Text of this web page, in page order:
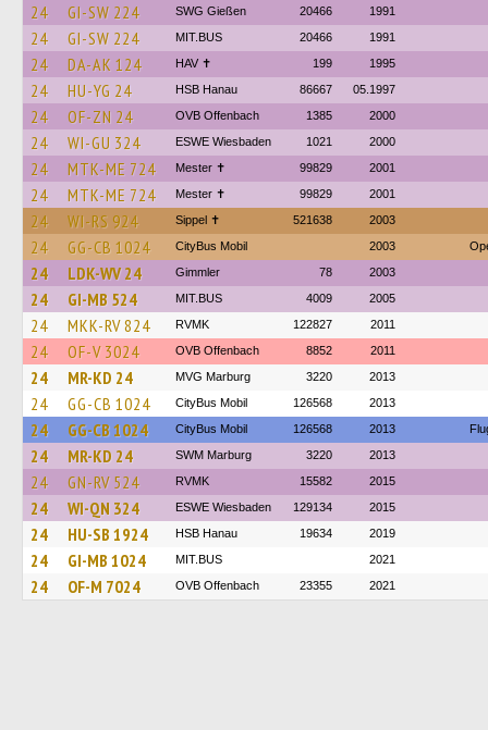
24 GI-SW 224 SWG Gießen 20466 1991
24 GI-SW 224 MIT.BUS 20466 1991
24 DA-AK 124 HAV ✝ 199 1995
24 HU-YG 24 HSB Hanau 86667 05.1997
24 OF-ZN 24 OVB Offenbach 1385 2000
24 WI-GU 324 ESWE Wiesbaden 1021 2000
24 MTK-ME 724 Mester ✝ 99829 2001
24 MTK-ME 724 Mester ✝ 99829 2001
24 WI-RS 924 Sippel ✝︎ 521638 2003
24 GG-CB 1024 CityBus Mobil 2003
24 LDK-WV 24 Gimmler 78 2003
24 GI-MB 524 MIT.BUS 4009 2005
24 MKK-RV 824 RVMK 122827 2011
24 OF-V 3024 OVB Offenbach 8852 2011
24 MR-KD 24 MVG Marburg 3220 2013
24 GG-CB 1024 CityBus Mobil 126568 2013
24 GG-CB 1024 CityBus Mobil 126568 2013
24 MR-KD 24 SWM Marburg 3220 2013
24 GN-RV 524 RVMK 15582 2015
24 WI-QN 324 ESWE Wiesbaden 129134 2015
24 HU-SB 1924 HSB Hanau 19634 2019
24 GI-MB 1024 MIT.BUS 2021
24 OF-M 7024 OVB Offenbach 23355 2021